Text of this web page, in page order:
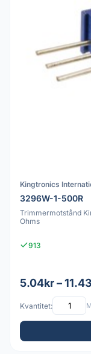
Kingtronics
3296W-1-500R
Trimmermotstånd
Ohms
913
5.04kr –
Kvantitet: